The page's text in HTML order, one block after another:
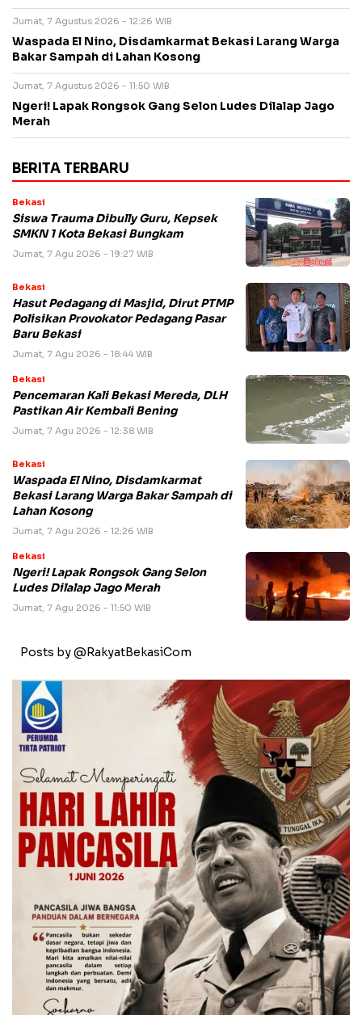
Jumat, 7 Agustus 2026 - 12:26 WIB
Waspada El Nino, Disdamkarmat Bekasi Larang Warga
Bakar Sampah di Lahan Kosong
Jumat, 7 Agustus 2026 - 11:50 WIB
Ngeri! Lapak Rongsok Gang Selon Ludes Dilalap Jago
Merah
BERITA TERBARU
Bekasi
Siswa Trauma Dibully Guru, Kepsek
SMKN 1 Kota Bekasi Bungkam
Jumat, 7 Agu 2026 - 19:27 WIB
Bekasi
Hasut Pedagang di Masjid, Dirut PTMP
Polisikan Provokator Pedagang Pasar
Baru Bekasi
Jumat, 7 Agu 2026 - 18:44 WIB
Bekasi
Pencemaran Kali Bekasi Mereda, DLH
Pastikan Air Kembali Bening
Jumat, 7 Agu 2026 - 12:38 WIB
Bekasi
Waspada El Nino, Disdamkarmat
Bekasi Larang Warga Bakar Sampah di
Lahan Kosong
Jumat, 7 Agu 2026 - 12:26 WIB
Bekasi
Ngeri! Lapak Rongsok Gang Selon
Ludes Dilalap Jago Merah
Jumat, 7 Agu 2026 - 11:50 WIB
Posts by @RakyatBekasiCom